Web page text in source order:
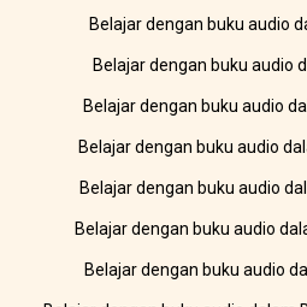
Belajar dengan buku audio
Belajar dengan buku audio
Belajar dengan buku audio
Belajar dengan buku audio
Belajar dengan buku audio
Belajar dengan buku audio
Belajar dengan buku audio